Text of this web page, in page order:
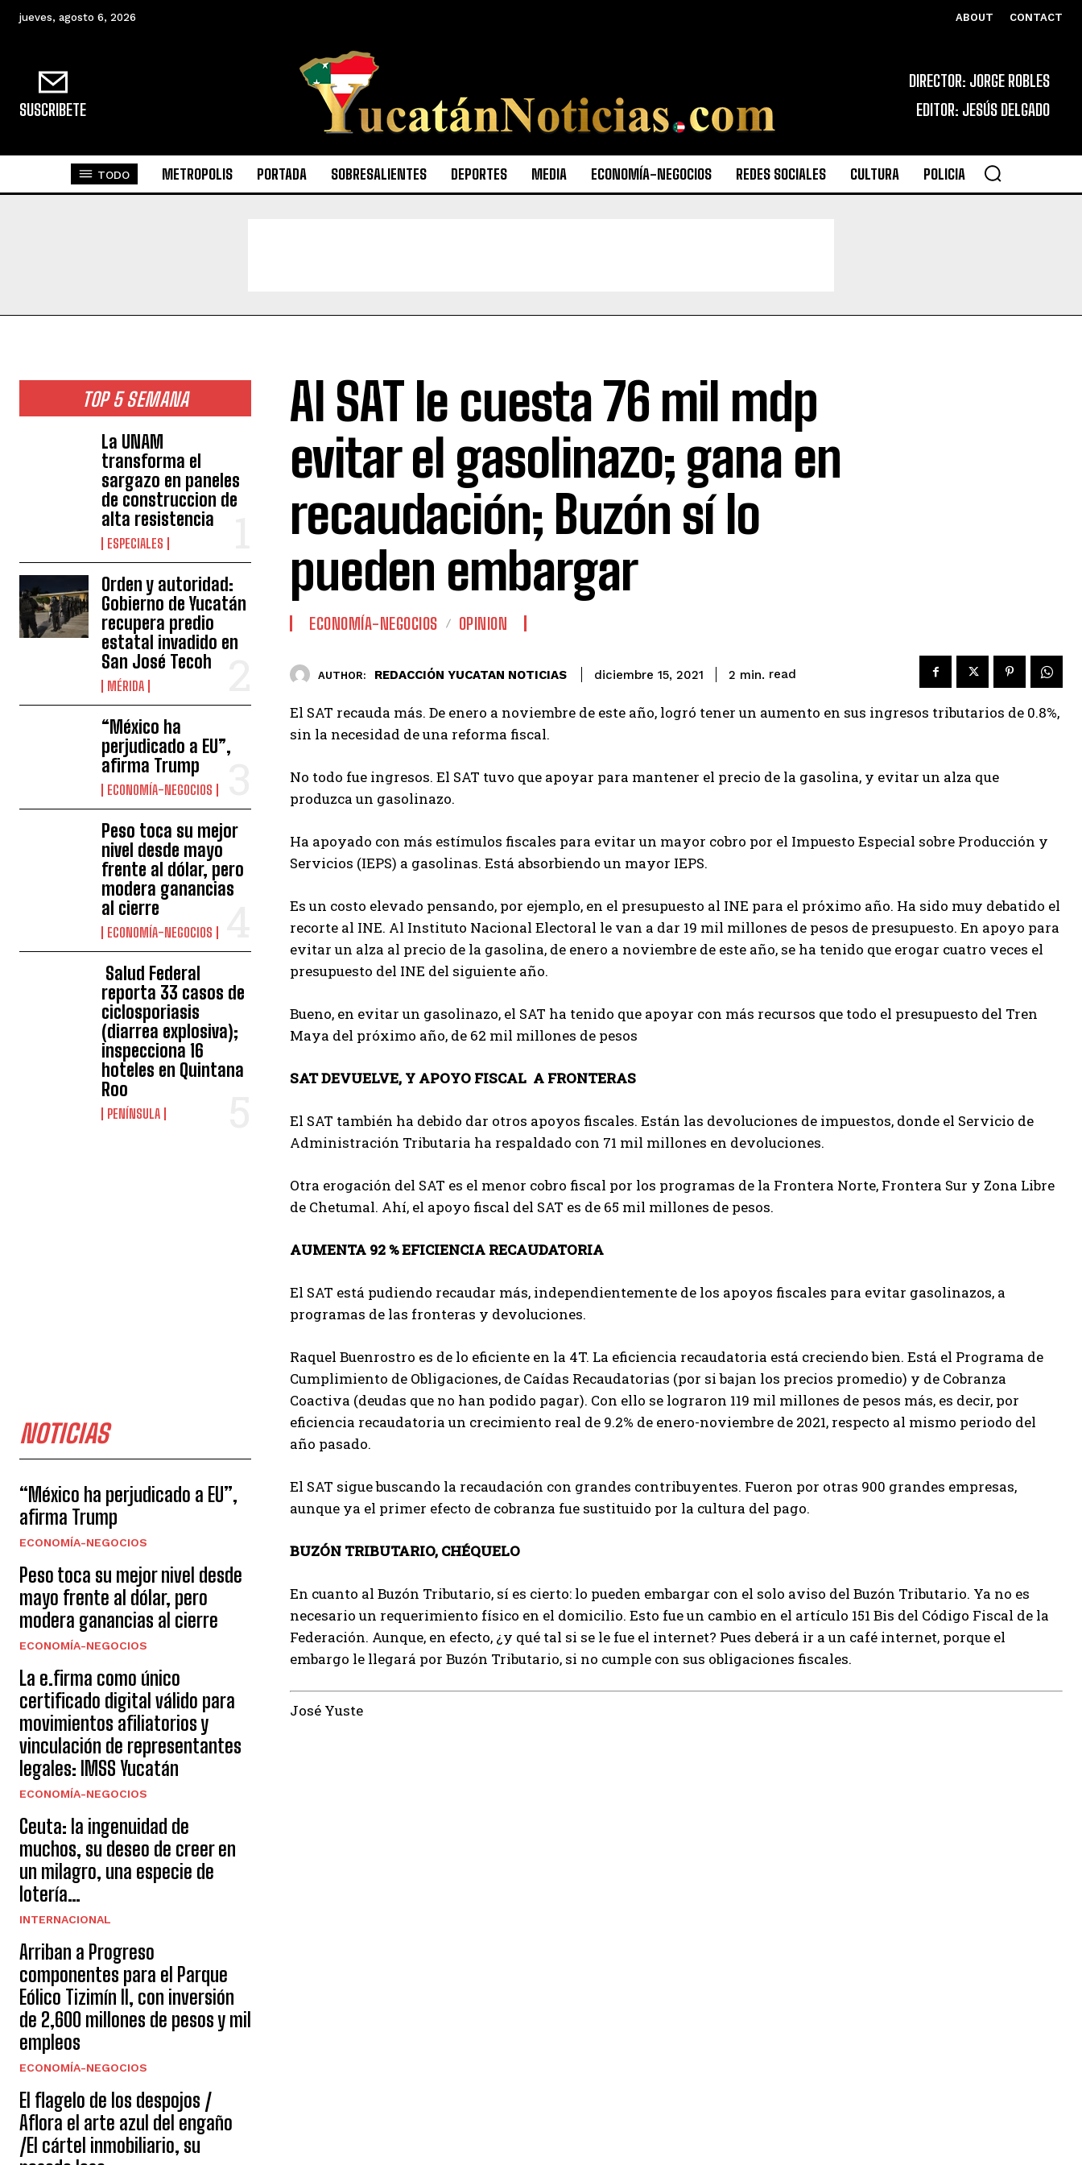
jueves, agosto 6, 2026 ABOUT CONTACT
SUSCRIBETE
DIRECTOR: JORGE ROBLES
EDITOR: JESÚS DELGADO
TODO METROPOLIS PORTADA SOBRESALIENTES DEPORTES MEDIA ECONOMÍA-NEGOCIOS REDES SOCIALES CULTURA POLICIA
TOP 5 SEMANA
La UNAM
transforma el
sargazo en paneles
de construccion de
alta resistencia
ESPECIALES
Orden y autoridad:
Gobierno de Yucatán
recupera predio
estatal invadido en
San José Tecoh
MÉRIDA
“México ha
perjudicado a EU”,
afirma Trump
ECONOMÍA-NEGOCIOS
Peso toca su mejor
nivel desde mayo
frente al dólar, pero
modera ganancias
al cierre
ECONOMÍA-NEGOCIOS
Salud Federal
reporta 33 casos de
ciclosporiasis
(diarrea explosiva);
inspecciona 16
hoteles en Quintana
Roo
PENÍNSULA
NOTICIAS
“México ha perjudicado a EU”,
afirma Trump
ECONOMÍA-NEGOCIOS
Peso toca su mejor nivel desde
mayo frente al dólar, pero
modera ganancias al cierre
ECONOMÍA-NEGOCIOS
La e.firma como único
certificado digital válido para
movimientos afiliatorios y
vinculación de representantes
legales: IMSS Yucatán
ECONOMÍA-NEGOCIOS
Ceuta: la ingenuidad de
muchos, su deseo de creer en
un milagro, una especie de
lotería…
INTERNACIONAL
Arriban a Progreso
componentes para el Parque
Eólico Tizimín II, con inversión
de 2,600 millones de pesos y mil
empleos
ECONOMÍA-NEGOCIOS
El flagelo de los despojos /
Aflora el arte azul del engaño
/El cártel inmobiliario, su
Al SAT le cuesta 76 mil mdp
evitar el gasolinazo; gana en
recaudación; Buzón sí lo
pueden embargar
ECONOMÍA-NEGOCIOS OPINION
AUTHOR: REDACCIÓN YUCATAN NOTICIAS diciembre 15, 2021 2 min. read
El SAT recauda más. De enero a noviembre de este año, logró tener un aumento en sus ingresos tributarios de 0.8%,
sin la necesidad de una reforma fiscal.
No todo fue ingresos. El SAT tuvo que apoyar para mantener el precio de la gasolina, y evitar un alza que
produzca un gasolinazo.
Ha apoyado con más estímulos fiscales para evitar un mayor cobro por el Impuesto Especial sobre Producción y
Servicios (IEPS) a gasolinas. Está absorbiendo un mayor IEPS.
Es un costo elevado pensando, por ejemplo, en el presupuesto al INE para el próximo año. Ha sido muy debatido el
recorte al INE. Al Instituto Nacional Electoral le van a dar 19 mil millones de pesos de presupuesto. En apoyo para
evitar un alza al precio de la gasolina, de enero a noviembre de este año, se ha tenido que erogar cuatro veces el
presupuesto del INE del siguiente año.
Bueno, en evitar un gasolinazo, el SAT ha tenido que apoyar con más recursos que todo el presupuesto del Tren
Maya del próximo año, de 62 mil millones de pesos
SAT DEVUELVE, Y APOYO FISCAL A FRONTERAS
El SAT también ha debido dar otros apoyos fiscales. Están las devoluciones de impuestos, donde el Servicio de
Administración Tributaria ha respaldado con 71 mil millones en devoluciones.
Otra erogación del SAT es el menor cobro fiscal por los programas de la Frontera Norte, Frontera Sur y Zona Libre
de Chetumal. Ahí, el apoyo fiscal del SAT es de 65 mil millones de pesos.
AUMENTA 92 % EFICIENCIA RECAUDATORIA
El SAT está pudiendo recaudar más, independientemente de los apoyos fiscales para evitar gasolinazos, a
programas de las fronteras y devoluciones.
Raquel Buenrostro es de lo eficiente en la 4T. La eficiencia recaudatoria está creciendo bien. Está el Programa de
Cumplimiento de Obligaciones, de Caídas Recaudatorias (por si bajan los precios promedio) y de Cobranza
Coactiva (deudas que no han podido pagar). Con ello se lograron 119 mil millones de pesos más, es decir, por
eficiencia recaudatoria un crecimiento real de 9.2% de enero-noviembre de 2021, respecto al mismo periodo del
año pasado.
El SAT sigue buscando la recaudación con grandes contribuyentes. Fueron por otras 900 grandes empresas,
aunque ya el primer efecto de cobranza fue sustituido por la cultura del pago.
BUZÓN TRIBUTARIO, CHÉQUELO
En cuanto al Buzón Tributario, sí es cierto: lo pueden embargar con el solo aviso del Buzón Tributario. Ya no es
necesario un requerimiento físico en el domicilio. Esto fue un cambio en el artículo 151 Bis del Código Fiscal de la
Federación. Aunque, en efecto, ¿y qué tal si se le fue el internet? Pues deberá ir a un café internet, porque el
embargo le llegará por Buzón Tributario, si no cumple con sus obligaciones fiscales.
José Yuste